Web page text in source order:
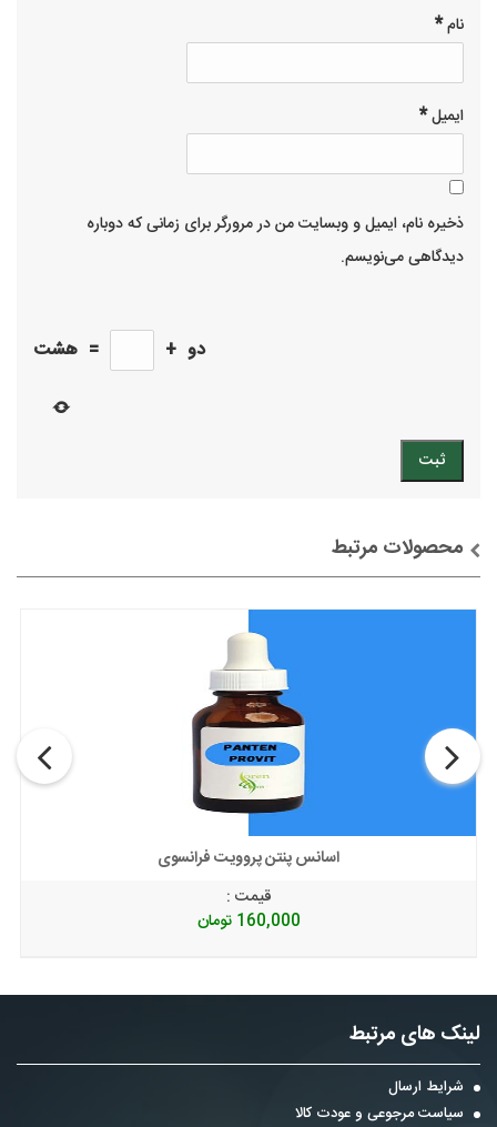
نام*
ایمیل*
ذخیره نام، ایمیل و وبسایت من در مرورگر برای زمانی که دوباره
دیدگاهی می‌نویسم.
دو +
= هشت
محصولات مرتبط
توضیحات + خرید
اسانس پنتن پروویت فرانسوی
قیمت :
160,000 تومان
لینک های مرتبط
شرایط ارسال
سیاست مرجوعی و عودت کالا